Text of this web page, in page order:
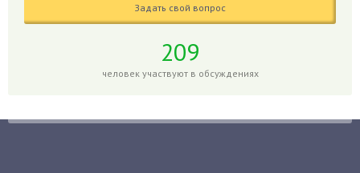
Груши
Задать свой вопрос
209
человек участвуют в обсуждениях